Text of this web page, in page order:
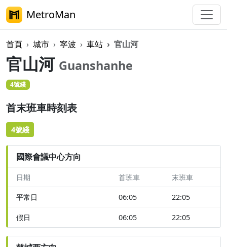
MetroMan
首頁 城市 寧波 車站 官山河
官山河 Guanshanhe
4號綫
首末班車時刻表
4號綫
國際會議中心方向
日期 首班車 末班車
平常日 06:05 22:05
假日 06:05 22:05